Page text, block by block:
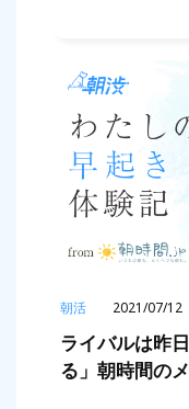
朝活 2021/07/12
ライバルは昨
る」朝時間の